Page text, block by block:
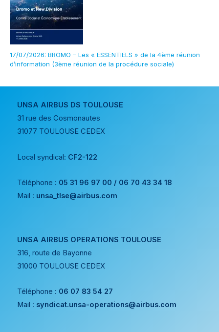
17/07/2026: BROMO – Les « ESSENTIELS » de la 4ème réunion
d’information (3ème réunion de la procédure sociale)
UNSA AIRBUS DS TOULOUSE
31 rue des Cosmonautes
31077 TOULOUSE CEDEX
Local syndical: CF2-122
Téléphone : 05 31 96 97 00 / 06 70 43 34 18
Mail : unsa_tlse@airbus.com
UNSA AIRBUS OPERATIONS TOULOUSE
316, route de Bayonne
31000 TOULOUSE CEDEX
Téléphone : 06 07 83 54 27
Mail : syndicat.unsa-operations@airbus.com